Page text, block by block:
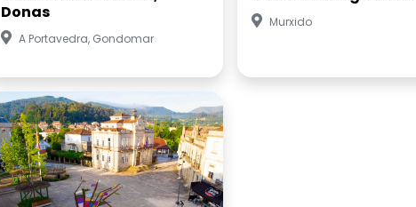
Donas
A Portavedra, Gondomar
Murxido